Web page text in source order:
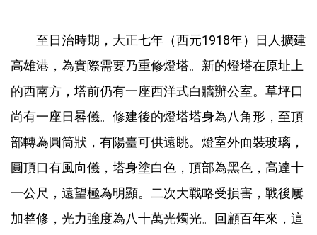
至日治時期，大正七年（西元1918年）日人擴建
高雄港，為實際需要乃重修燈塔。新的燈塔在原址上
的西南方，塔前仍有一座西洋式白牆辦公室。草坪口
尚有一座日晷儀。修建後的燈塔塔身為八角形，至頂
部轉為圓筒狀，有陽臺可供遠眺。燈室外面裝玻璃，
圓頂口有風向儀，塔身塗白色，頂部為黑色，高達十
一公尺，遠望極為明顯。二次大戰略受損害，戰後屢
加整修，光力強度為八十萬光燭光。回顧百年來，這